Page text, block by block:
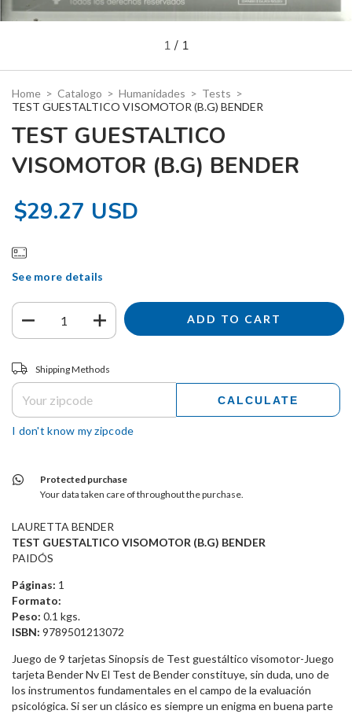
1 / 1
Home > Catalogo > Humanidades > Tests >
TEST GUESTALTICO VISOMOTOR (B.G) BENDER
TEST GUESTALTICO
VISOMOTOR (B.G) BENDER
$29.27 USD
See more details
Shipping for zipcode:
Shipping Methods
CALCULATE
I don't know my zipcode
Protected purchase
Your data taken care of throughout the purchase.
LAURETTA BENDER
TEST GUESTALTICO VISOMOTOR (B.G) BENDER
PAIDÓS
Páginas: 1
Formato:
Peso: 0.1 kgs.
ISBN: 9789501213072
Juego de 9 tarjetas Sinopsis de Test guestáltico visomotor-Juego
tarjeta Bender Nv El Test de Bender constituye, sin duda, uno de
los instrumentos fundamentales en el campo de la evaluación
psicológica. Si ser un clásico es siempre un enigma en buena parte